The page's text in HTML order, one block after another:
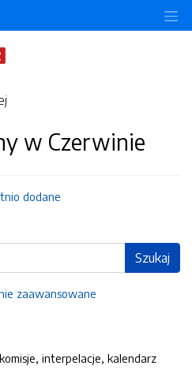
w Czerwinie
dodane
Szukaj
zaawansowane
interpelacje, kalendarz